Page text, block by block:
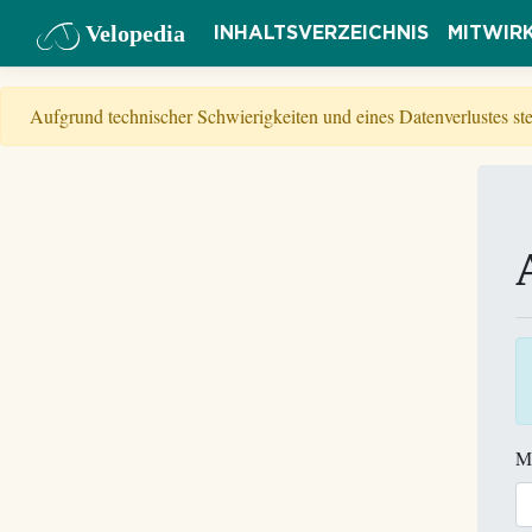
Velopedia INHALTSVERZEICHNIS
Aufgrund technischer Schwierigkeiten und eines Datenverlustes